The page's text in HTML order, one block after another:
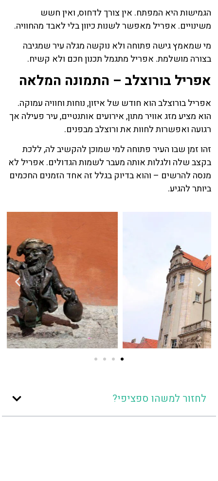
הגמישות היא המפתח. אין צורך לדחוס, ואין חשש
משינויים. אפריל מאפשר לשנות כיוון בלי לאבד מהחוויה.
מי שמאמץ גישה פתוחה ולא נוקשה מגלה עיר שמגיבה
בצורה מושלמת. אפריל מתגמל תכנון חכם ולא קשיח.
אפריל בורוצלב – התמונה המלאה
אפריל בורוצלב הוא חודש של איזון, נוחות וחוויה עמוקה.
הוא מציע מזג אוויר מתון, אירועים אותנטיים, עיר פעילה אך
רגועה ואפשרות לחוות את ורוצלב מבפנים.
זהו זמן שבו העיר פתוחה למי שמוכן להקשיב לה, ללכת
בקצב שלה ולגלות אותה מעבר לשמות הגדולים. אפריל לא
מנסה להרשים – והוא בדיוק בגלל זה אחד הזמנים החכמים
ביותר להגיע.
לחזור למשהו ספציפי?